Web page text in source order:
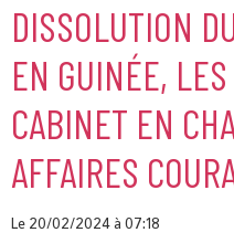
DISSOLUTION
EN GUINÉE,
CABINET EN
AFFAIRES
Le 20/02/2024à 07:18